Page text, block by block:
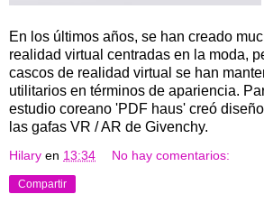
En los últimos años, se han creado
realidad virtual centradas en la moda,
cascos de realidad virtual se han
utilitarios en términos de apariencia.
estudio coreano 'PDF haus' creó
las gafas VR / AR de Givenchy.
Hilary en 13:34 No hay comentarios:
Compartir